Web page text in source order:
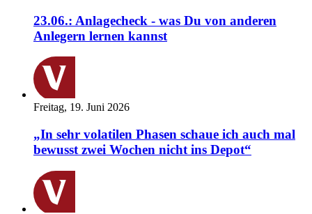
23.06.: Anlagecheck - was Du von anderen
Anlegern lernen kannst
Freitag, 19. Juni 2026
„In sehr volatilen Phasen schaue ich auch mal
bewusst zwei Wochen nicht ins Depot“